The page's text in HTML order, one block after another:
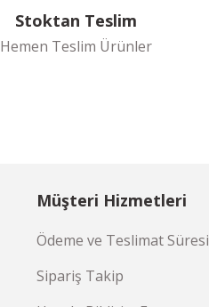
Stoktan Teslim
Hemen Teslim Ürünler
Müşteri Hizmetleri
Ödeme ve Teslimat Süresi
Sipariş Takip